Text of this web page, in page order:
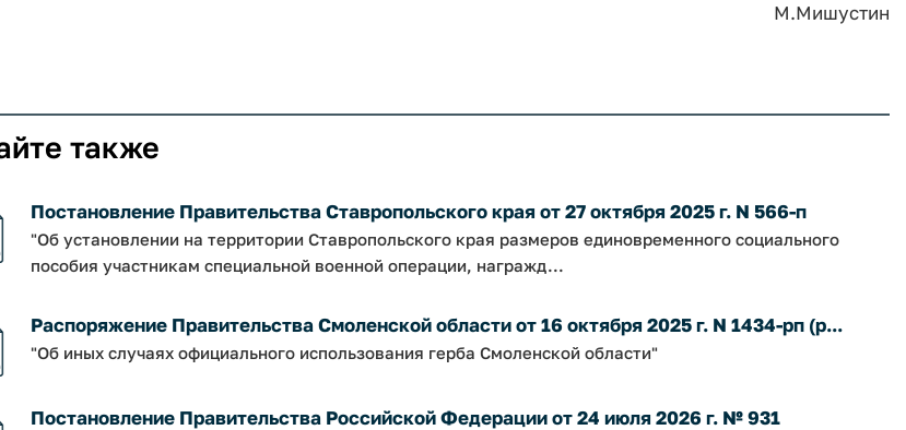
М.Мишустин
также
Постановление Правительства Ставропольского края от 27 октября 2025 г. N 566-п
"Об установлении на территории Ставропольского края размеров единовременного социального
пособия участникам специальной военной операции, награжд...
Распоряжение Правительства Смоленской области от 16 октября 2025 г. N 1434-рп (р...
"Об иных случаях официального использования герба Смоленской области"
Постановление Правительства Российской Федерации от 24 июля 2026 г. № 931